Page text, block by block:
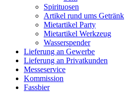
Spirituosen
Artikel rund ums Getränk
Mietartikel Party
Mietartikel Werkzeug
Wasserspender
Lieferung an Gewerbe
Lieferung an Privatkunden
Messeservice
Kommission
Fassbier